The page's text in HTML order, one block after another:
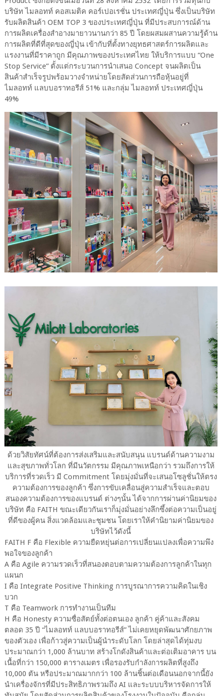
บริษัท ไมลอทท์ คอสเมติค คอร์เปอเรชั่น ประเทศญี่ปุ่น ซึ่งเป็นบริษัท
รับผลิตสินค้า OEM TOP 3 ของประเทศญี่ปุ่น ที่มีประสบการณ์ด้าน
การผลิตเครื่องสำอางมายาวนานกว่า 85 ปี โดยผสมผสานความรู้ด้าน
การผลิตที่ดีที่สุดของญี่ปุ่น เข้ากับที่ตั้งทางยุทธศาสตร์การผลิตและ
แรงงานที่มีราคาถูก มีคุณภาพของประเทศไทย ให้บริการแบบ “One
Stop Service” ตั้งแต่กระบวนการนำเสนอ Concept จนผลิตเป็น
สินค้าสำเร็จรูปพร้อมวางจำหน่ายโดยสัดส่วนการถือหุ้นอยู่ที่
ไมลอทท์ แลบบอราทอรีส์ 51% และกลุ่ม ไมลอทท์ ประเทศญี่ปุ่น
49%
ด้วยวิสัยทัศน์ที่ต้องการส่งเสริมและสนับสนุน แบรนด์ด้านความงาม
และสุขภาพทั่วโลก ที่มีนวัตกรรม มีคุณภาพเหนือกว่า รวมถึงการให้
บริการที่รวดเร็ว มี Commitment โดยมุ่งมั่นที่จะเสนอโซลูชั่นให้ตรง
ความต้องการของลูกค้า ซึ่งการขับเคลื่อนสู่ความสำเร็จและตอบ
สนองความต้องการของแบรนด์ ต่างๆนั้น ได้จากการผ่านค่านิยมของ
บริษัท คือ FAITH ขณะเดียวกันเราก็มุ่งมั่นอย่างลึกซึ้งต่อความเป็นอยู่
ที่ดีของผู้คน สิ่งแวดล้อมและชุมชน โดยเราให้คำนิยามค่านิยมของ
บริษัทไว้ดังนี้
FAITH F คือ Flexible ความยืดหยุ่นต่อการเปลี่ยนแปลงเพื่อความพึง
พอใจของลูกค้า
A คือ Agile ความรวดเร็วที่สนองตอบตามความต้องการลูกค้าในทุก
แผนก
I คือ Integrate Positive Thinking การบูรณาการความคิดในเชิง
บวก
T คือ Teamwork การทำงานเป็นทีม
H คือ Honesty ความซื่อสัตย์ทั้งต่อตนเอง ลูกค้า คู่ค้าและสังคม
ตลอด 35 ปี “ไมลอทท์ แลบบอราทอรีส์” ไม่เคยหยุดพัฒนาศักยภาพ
ของตัวเอง เพื่อก้าวสู่ความเป็นผู้นำระดับโลก โดยล่าสุดได้ทุ่มงบ
ประมาณกว่า 1,000 ล้านบาท สร้างโกดังสินค้าและต่อเติมอาคาร บน
เนื้อที่กว่า 150,000 ตารางเมตร เพื่อรองรับกำลังการผลิตที่สูงถึง
10,000 ตัน หรือประมาณมากกว่า 100 ล้านชิ้นต่อเดือนนอกจากนี้ยัง
นำเครื่องจักรที่มีประสิทธิภาพรวมถึง AI และระบบบริหารจัดการให้